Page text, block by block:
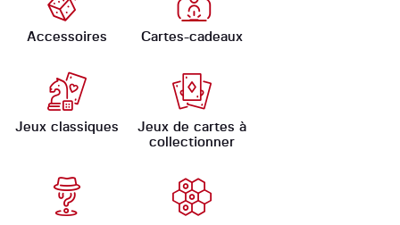
Accessoires Cartes-cadeaux
Jeux classiques
Jeux de cartes à
collectionner
Évènements
Ludomate